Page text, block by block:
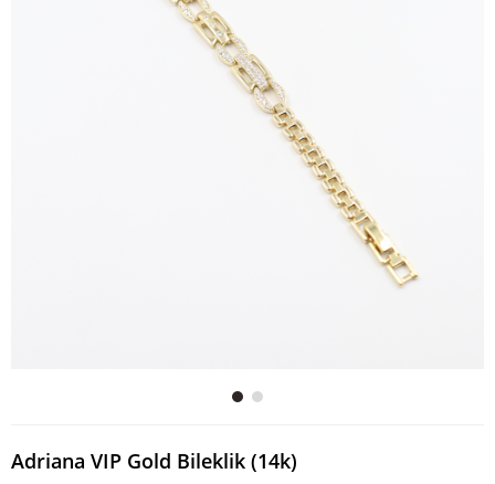
Adriana VIP Gold Bileklik (14k)